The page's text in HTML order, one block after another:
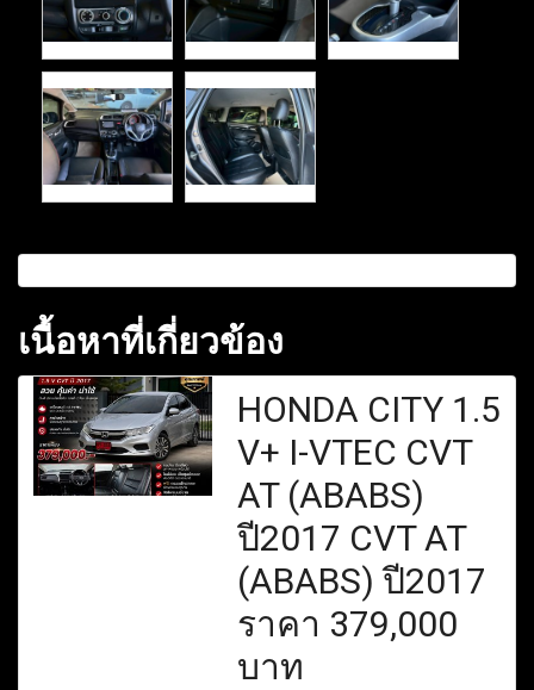
เนื้อหาที่เกี่ยวข้อง
HONDA CITY 1.5
V+ I-VTEC CVT
AT (ABABS)
ปี2017 CVT AT
(ABABS) ปี2017
ราคา 379,000
บาท